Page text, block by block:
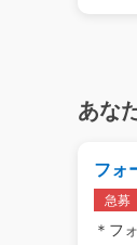
あな
フォ
1527
急募
＊フ